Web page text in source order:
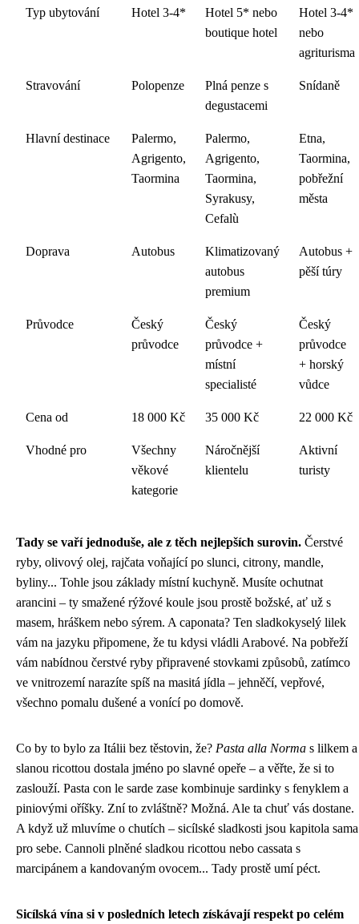
Typ ubytování Hotel 3-4*
Hotel 5* nebo
boutique hotel
Hotel 3-4*
nebo
agriturisma
Stravování Polopenze
Plná penze s
degustacemi
Snídaně
Hlavní destinace
Palermo,
Agrigento,
Taormina
Palermo,
Agrigento,
Taormina,
Syrakusy,
Cefalù
Etna,
Taormina,
pobřežní
města
Doprava Autobus
Klimatizovaný
autobus
premium
Autobus +
pěší túry
Průvodce
Český
průvodce
Český
průvodce +
místní
specialisté
Český
průvodce
+ horský
vůdce
Cena od 18 000 Kč 35 000 Kč 22 000 Kč
Vhodné pro
Všechny
věkové
kategorie
Náročnější
klientelu
Aktivní
turisty
Tady se vaří jednoduše, ale z těch nejlepších surovin. Čerstvé
ryby, olivový olej, rajčata voňající po slunci, citrony, mandle,
byliny... Tohle jsou základy místní kuchyně. Musíte ochutnat
arancini – ty smažené rýžové koule jsou prostě božské, ať už s
masem, hráškem nebo sýrem. A caponata? Ten sladkokyselý lilek
vám na jazyku připomene, že tu kdysi vládli Arabové. Na pobřeží
vám nabídnou čerstvé ryby připravené stovkami způsobů, zatímco
ve vnitrozemí narazíte spíš na masitá jídla – jehněčí, vepřové,
všechno pomalu dušené a vonící po domově.
Co by to bylo za Itálii bez těstovin, že? Pasta alla Norma s lilkem a
slanou ricottou dostala jméno po slavné opeře – a věřte, že si to
zaslouží. Pasta con le sarde zase kombinuje sardinky s fenyklem a
piniovými oříšky. Zní to zvláštně? Možná. Ale ta chuť vás dostane.
A když už mluvíme o chutích – sicílské sladkosti jsou kapitola sama
pro sebe. Cannoli plněné sladkou ricottou nebo cassata s
marcipánem a kandovaným ovocem... Tady prostě umí péct.
Sicílská vína si v posledních letech získávají respekt po celém